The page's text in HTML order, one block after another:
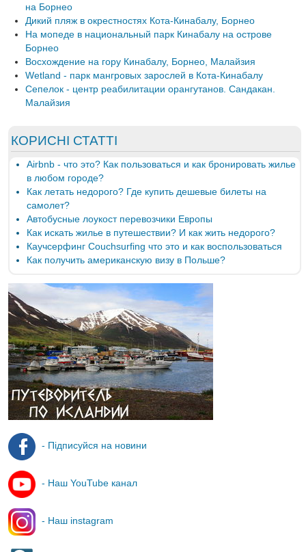
на Борнео
Дикий пляж в окрестностях Кота-Кинабалу, Борнео
На мопеде в национальный парк Кинабалу на острове
Борнео
Восхождение на гору Кинабалу, Борнео, Малайзия
Wetland - парк мангровых зарослей в Кота-Кинабалу
Сепелок - центр реабилитации орангутанов. Сандакан.
Малайзия
КОРИСНІ СТАТТІ
Airbnb - что это? Как пользоваться и как бронировать жилье
в любом городе?
Как летать недорого? Где купить дешевые билеты на
самолет?
Автобусные лоукост перевозчики Европы
Как искать жилье в путешествии? И как жить недорого?
Каучсерфинг Couchsurfing что это и как воспользоваться
Как получить американскую визу в Польше?
- Підписуйся на новини
- Наш YouTube канал
- Наш instagram